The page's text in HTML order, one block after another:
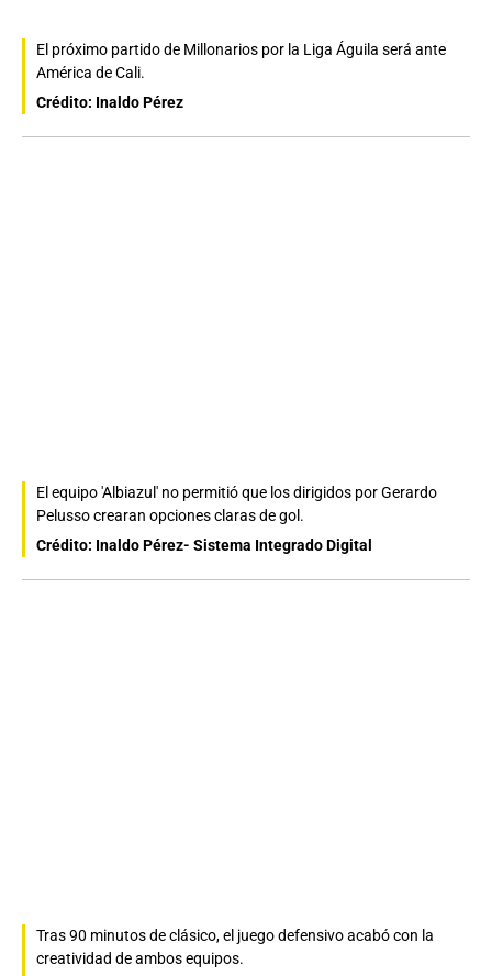
El próximo partido de Millonarios por la Liga Águila será ante
América de Cali.
Crédito: Inaldo Pérez
El equipo 'Albiazul' no permitió que los dirigidos por Gerardo
Pelusso crearan opciones claras de gol.
Crédito: Inaldo Pérez- Sistema Integrado Digital
Tras 90 minutos de clásico, el juego defensivo acabó con la
creatividad de ambos equipos.